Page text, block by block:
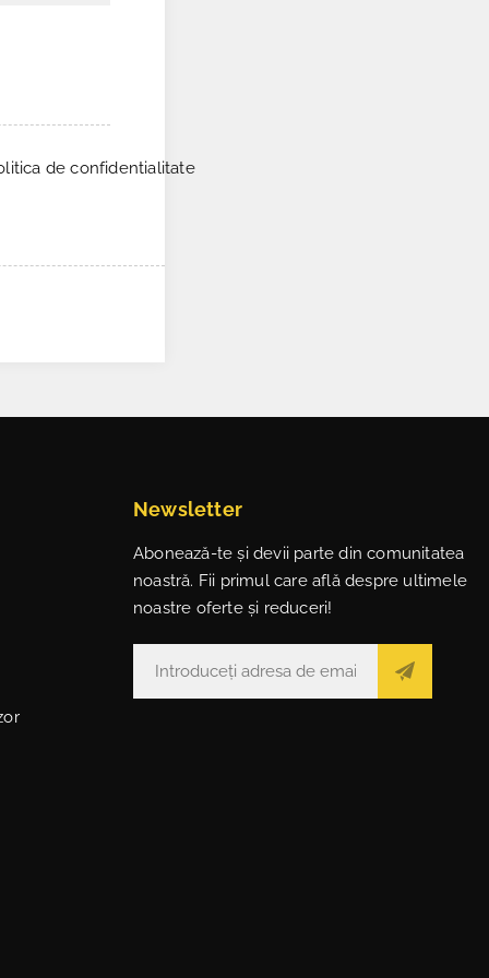
de confidentialitate
Newsletter
Abonează-te și devii parte din comunitatea
noastră. Fii primul care află despre ultimele
noastre oferte și reduceri!